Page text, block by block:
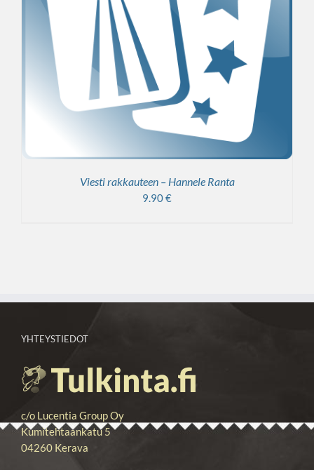
Viesti rakkauteen – Hannele Ranta
9.90€
YHTEYSTIEDOT
c/o Lucentia Group Oy
Kumitehtaankatu 5
04260 Kerava